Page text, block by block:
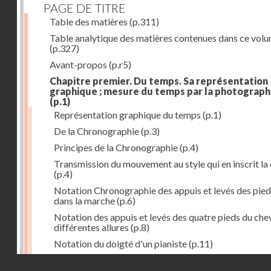
PAGE DE TITRE
Table des matières (p.311)
Table analytique des matières contenues dans ce
(p.327)
Avant-propos (p.r5)
Chapitre premier. Du temps. Sa représentation
graphique ; mesure du temps par la
(p.1)
Représentation graphique du temps (p.1)
De la Chronographie(p.3)
Principes de la Chronographie(p.4)
Transmission du mouvement au style qui en inscrit la
(p.4)
Notation Chronographie des appuis et levés des
dans la marche(p.6)
Notation des appuis et levés des quatre pieds du
différentes allures (p.8)
Notation du doigté d'un pianiste(p.11)